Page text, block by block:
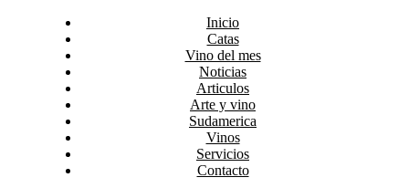
Inicio
Catas
Vino del mes
Noticias
Articulos
Arte y vino
Sudamerica
Vinos
Servicios
Contacto